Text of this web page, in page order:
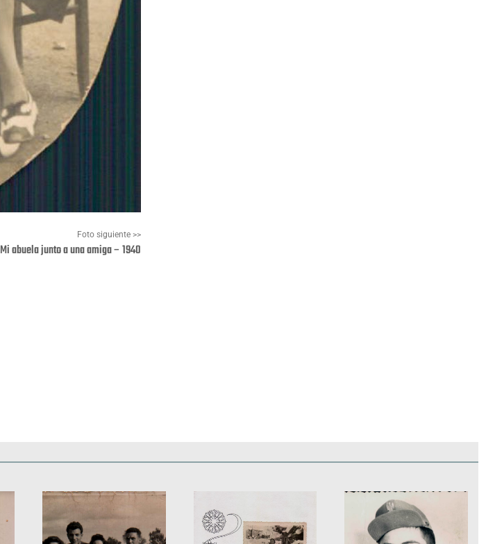
Foto siguiente >>
Mi abuela junto a una amiga – 1940